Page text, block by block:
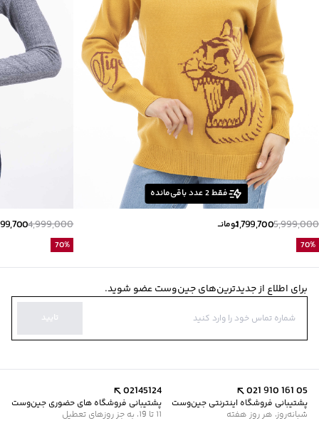
فقط2عدد باقی‌مانده
5,999,000
1,799,700تومانــ
70%
4,999,000
70%
برای اطلاع از جدیدترین‌های جین‌وست عضو شوید.
تایید
021 910 161 05
پشتیبانی فروشگاه اینترنتی جین‌وست
شبانه‌روز، هر روز هفته
02145124
پشتیبانی فروشگاه های حضوری جین‌وست
11 تا 19، به جز روزهای تعطیل